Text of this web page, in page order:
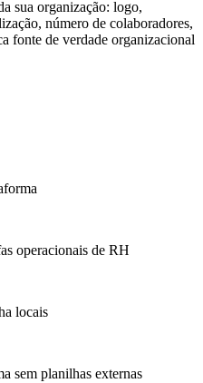
sua organização: logo,
número de colaboradores,
fonte de verdade organizacional
operacionais de RH
locais
sem planilhas externas